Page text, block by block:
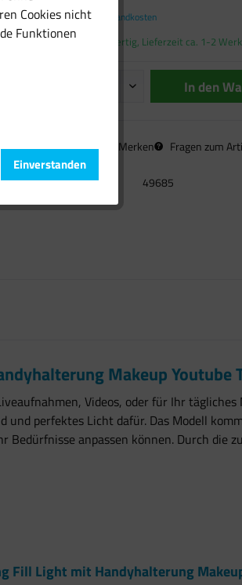
inkl. MwSt.zzgl. Versandkosten
Sofort versandfertig, Lieferzeit ca. 1-2
In den
Vergleichen Merken Fragen zum
Artikel-Nr.: 49685
Makeup Youtube
Videos, oder für Ihr
perfektes Licht dafür. Das Modell
Bedürfnisse anpassen können. Durch die
Fill Light mit Handyhalterung
Cookies nicht
Funktionen
Einverstanden